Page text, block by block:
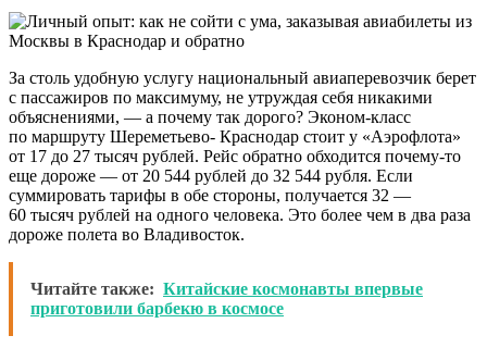
За столь удобную услугу национальный авиаперевозчик берет
с пассажиров по максимуму, не утруждая себя никакими
объяснениями, — а почему так дорого? Эконом-класс
по маршруту Шереметьево- Краснодар стоит у «Аэрофлота»
от 17 до 27 тысяч рублей. Рейс обратно обходится почему-то
еще дороже — от 20 544 рублей до 32 544 рубля. Если
суммировать тарифы в обе стороны, получается 32 —
60 тысяч рублей на одного человека. Это более чем в два раза
дороже полета во Владивосток.
Читайте также: Китайские космонавты впервые
приготовили барбекю в космосе